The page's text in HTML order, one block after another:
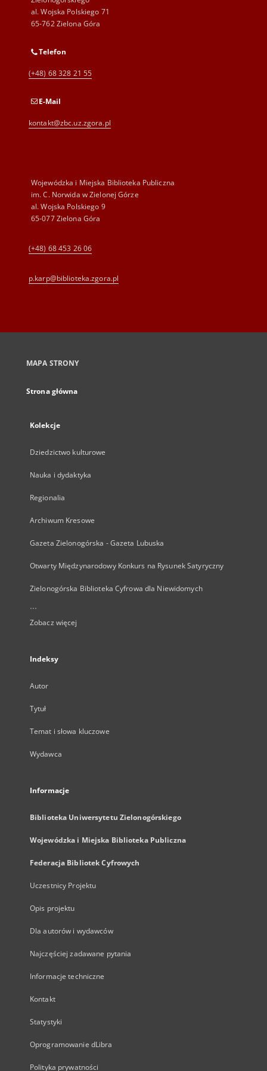
al. Wojska Polskiego 71
65-762 Zielona Góra
Telefon
(+48) 68 328 21 55
E-Mail
kontakt@zbc.uz.zgora.pl
Wojewódzka i Miejska Biblioteka Publiczna
im. C. Norwida w Zielonej Górze
al. Wojska Polskiego 9
65-077 Zielona Góra
(+48) 68 453 26 06
p.karp@biblioteka.zgora.pl
MAPA STRONY
Strona główna
Kolekcje
Dziedzictwo kulturowe
Nauka i dydaktyka
Regionalia
Archiwum Kresowe
Gazeta Zielonogórska - Gazeta Lubuska
Otwarty Międzynarodowy Konkurs na Rysunek Satyryczny
Zielonogórska Biblioteka Cyfrowa dla Niewidomych
...
Zobacz więcej
Indeksy
Autor
Tytuł
Temat i słowa kluczowe
Wydawca
Informacje
Biblioteka Uniwersytetu Zielonogórskiego
Wojewódzka i Miejska Biblioteka Publiczna
Federacja Bibliotek Cyfrowych
Uczestnicy Projektu
Opis projektu
Dla autorów i wydawców
Najczęściej zadawane pytania
Informacje techniczne
Kontakt
Statystyki
Oprogramowanie dLibra
Polityka prywatności